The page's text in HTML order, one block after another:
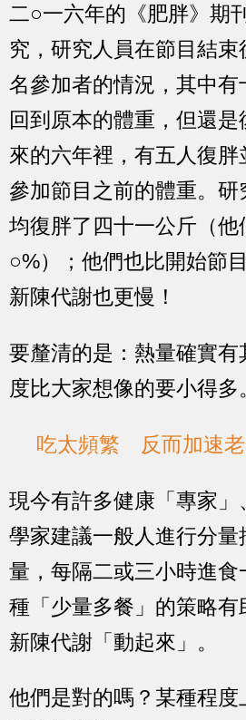
二○一六年的《肥胖》期
究，研究人員在節目結束
名參加者的情況，其中有
回到原本的體重，但還
來的六年裡，有五人復胖
參加節目之前的體重。研
均復胖了四十一公斤（
○%）；他們也比開始節
新陳代謝也更慢！
要釐清的是：熱量確實有
度比大家想像的要小得多
吃太頻繁 反而加速
現今有許多健康「專家」
學家建議一般人進行分量
量，每隔二或三小時進食
種「少量多餐」的策略
新陳代謝「動起來」。
他們是對的嗎？某種程度